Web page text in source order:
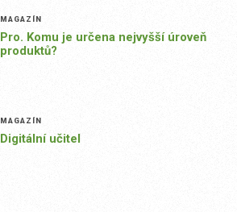
MAGAZÍN
Pro. Komu je určena nejvyšší úroveň
produktů?
MAGAZÍN
Digitální učitel